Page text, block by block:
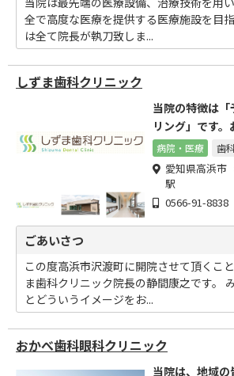
全で高度な医療を提供する医療施設を目
は全て院長が執刀致しま...
しずま歯科クリニック
当院の特徴は
リング」です
さい
病院・医療 歯
愛知県高浜市
駅
0566-91-8838
ごあいさつ
この度高浜市沢渡町に開院させて頂くこ
ま歯科クリニック院長の静間康之です。
とどういうイメージをお...
おかべ歯科眼科クリニック
当院は、地域の